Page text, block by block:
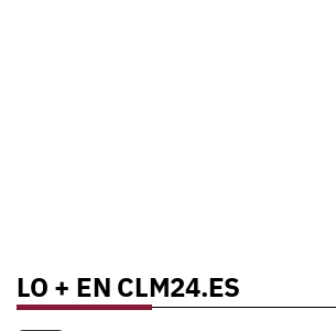
LO + EN CLM24.ES